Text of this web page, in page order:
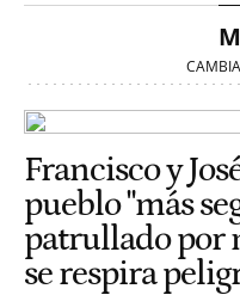
Francisco y
pueblo "más
patrullado por
se respira